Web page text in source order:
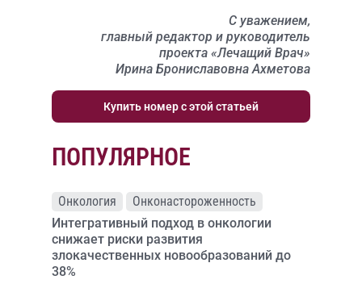
С уважением,
главный редактор и руководитель
проекта «Лечащий Врач»
Ирина Брониславовна Ахметова
Купить номер с этой статьей
ПОПУЛЯРНОЕ
Онкология
Онконастороженность
Интегративный подход в онкологии
снижает риски развития
злокачественных новообразований до
38%